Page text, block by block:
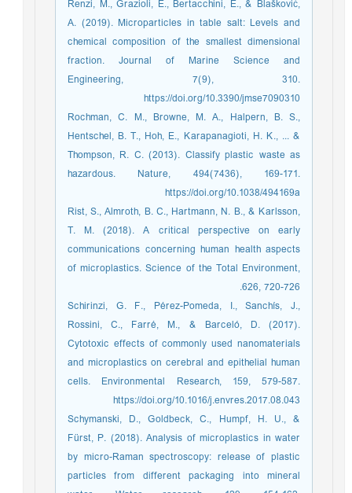
Renzi, M., Grazioli, E., Bertacchini, E., & Blašković,
A. (2019). Microparticles in table salt: Levels and
chemical composition of the smallest dimensional
fraction. Journal of Marine Science and
Engineering, 7(9), 310.
https://doi.org/10.3390/jmse7090310
Rochman, C. M., Browne, M. A., Halpern, B. S.,
Hentschel, B. T., Hoh, E., Karapanagioti, H. K., ... &
Thompson, R. C. (2013). Classify plastic waste as
hazardous. Nature, 494(7436), 169-171.
https://doi.org/10.1038/494169a
Rist, S., Almroth, B. C., Hartmann, N. B., & Karlsson,
T. M. (2018). A critical perspective on early
communications concerning human health aspects
of microplastics. Science of the Total Environment,
626, 720-726.
Schirinzi, G. F., Pérez-Pomeda, I., Sanchís, J.,
Rossini, C., Farré, M., & Barceló, D. (2017).
Cytotoxic effects of commonly used nanomaterials
and microplastics on cerebral and epithelial human
cells. Environmental Research, 159, 579-587.
https://doi.org/10.1016/j.envres.2017.08.043
Schymanski, D., Goldbeck, C., Humpf, H. U., &
Fürst, P. (2018). Analysis of microplastics in water
by micro-Raman spectroscopy: release of plastic
particles from different packaging into mineral